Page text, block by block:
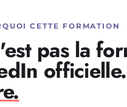
CETTE FORMATION
pas la
officielle.